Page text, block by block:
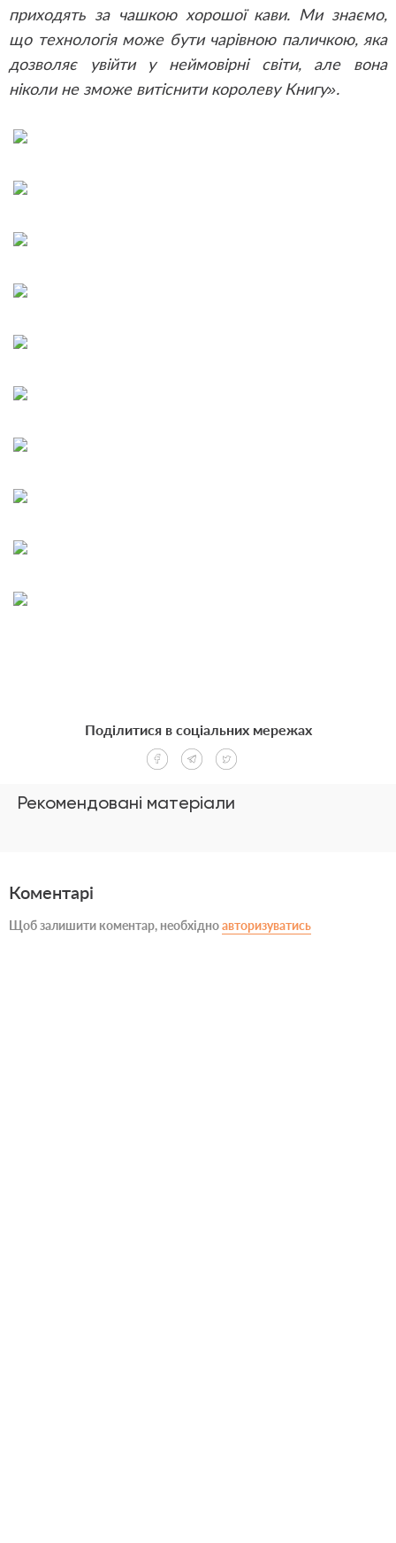
приходять за чашкою хорошої кави. Ми знаємо,
що технологія може бути чарівною паличкою, яка
дозволяє увійти у неймовірні світи, але вона
ніколи не зможе витіснити королеву Книгу».
Рекомендовані матеріали
Поділитися в соціальних мережах
Коментарі
Щоб залишити коментар, необхідноавторизуватись